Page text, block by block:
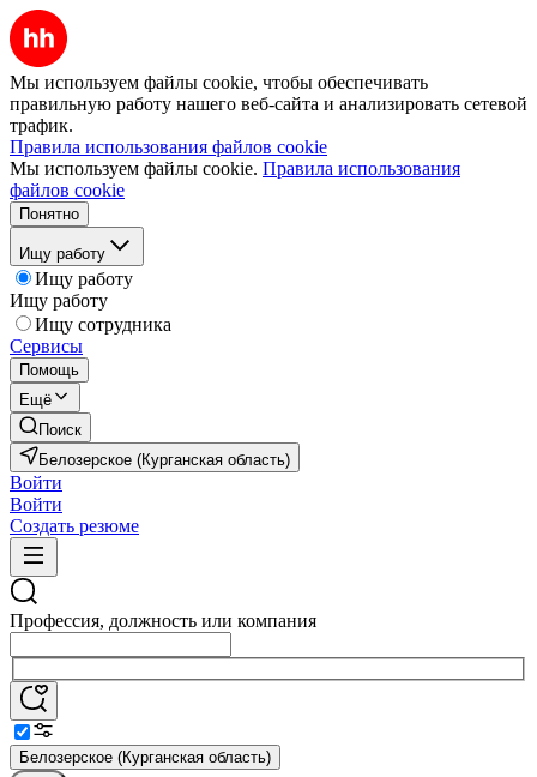
Мы используем файлы cookie, чтобы обеспечивать
правильную работу нашего веб-сайта и анализировать сетевой
трафик.
Правила использования файлов cookie
Мы используем файлы cookie. Правила использования
файлов cookie
Понятно
Ищу работу
Ищу работу
Ищу работу
Ищу сотрудника
Сервисы
Помощь
Ещё
Поиск
Белозерское (Курганская область)
Войти
Войти
Создать резюме
Профессия, должность или компания
Белозерское (Курганская область)